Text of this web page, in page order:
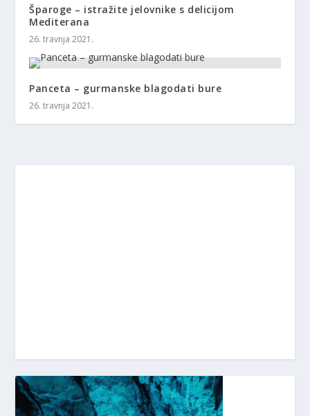
Šparoge – istražite jelovnike s delicijom
Mediterana
26. travnja 2021.
Panceta – gurmanske blagodati bure
26. travnja 2021.